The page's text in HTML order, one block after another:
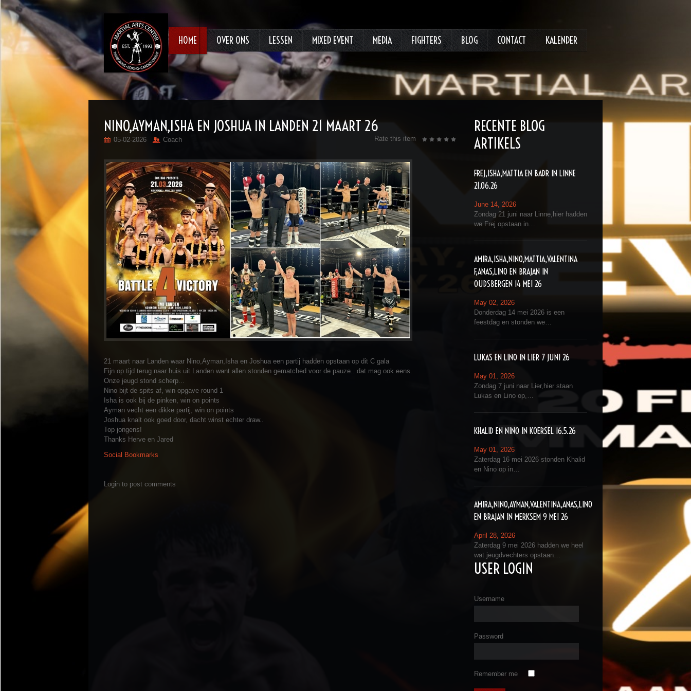
HOME OVER ONS LESSEN MIXED EVENT MEDIA FIGHTERS BLOG CONTACT KALENDER
NINO,AYMAN,ISHA EN JOSHUA IN LANDEN 21 MAART 26
Rate this item
05-02-2026 Coach
21 maart naar Landen waar Nino,Ayman,Isha en Joshua een partij hadden opstaan op dit C gala
Fijn op tijd terug naar huis uit Landen want allen stonden gematched voor de pauze.. dat mag ook eens.
Onze jeugd stond scherp...
Nino bijt de spits af, win opgave round 1
Isha is ook bij de pinken, win on points
Ayman vecht een dikke partij, win on points
Joshua knalt ook goed door, dacht winst echter draw..
Top jongens!
Thanks Herve en Jared
Social Bookmarks
Login to post comments
RECENTE BLOG
ARTIKELS
FREJ,ISHA,MATTIA EN BADR IN LINNE
21.06.26
June 14, 2026
Zondag 21 juni naar Linne,hier hadden
we Frej opstaan in…
AMIRA,ISHA,NINO,MATTIA,VALENTINA
F,ANAS,LINO EN BRAJAN IN
OUDSBERGEN 14 MEI 26
May 02, 2026
Donderdag 14 mei 2026 is een
feestdag en stonden we…
LUKAS EN LINO IN LIER 7 JUNI 26
May 01, 2026
Zondag 7 juni naar Lier,hier staan
Lukas en Lino op,…
KHALID EN NINO IN KOERSEL 16.5.26
May 01, 2026
Zaterdag 16 mei 2026 stonden Khalid
en Nino op in…
AMIRA,NINO,AYMAN,VALENTINA,ANAS,LINO
EN BRAJAN IN MERKSEM 9 MEI 26
April 28, 2026
Zaterdag 9 mei 2026 hadden we heel
wat jeugdvechters opstaan…
USER LOGIN
Username
Password
Remember me